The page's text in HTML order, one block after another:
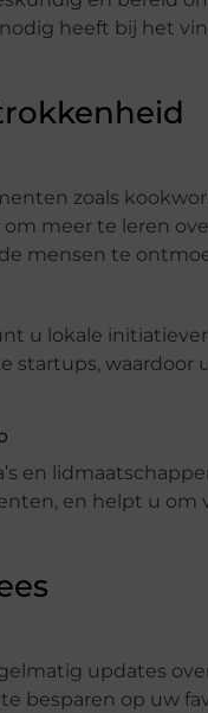
heeft bij het
zoals
meer te leren
mensen te
u lokale
startups, waardoor
en
en helpt u
updates
besparen op uw